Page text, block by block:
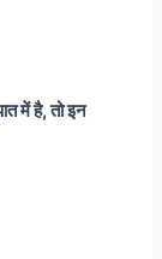
में है, तो इन